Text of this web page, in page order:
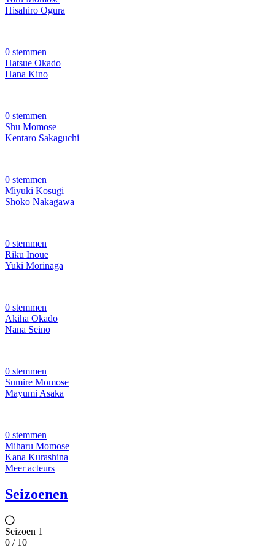
Hisahiro Ogura
0 stemmen
Hatsue Okado
Hana Kino
0 stemmen
Shu Momose
Kentaro Sakaguchi
0 stemmen
Miyuki Kosugi
Shoko Nakagawa
0 stemmen
Riku Inoue
Yuki Morinaga
0 stemmen
Akiha Okado
Nana Seino
0 stemmen
Sumire Momose
Mayumi Asaka
0 stemmen
Miharu Momose
Kana Kurashina
Meer acteurs
Seizoenen
Seizoen 1
0 / 10